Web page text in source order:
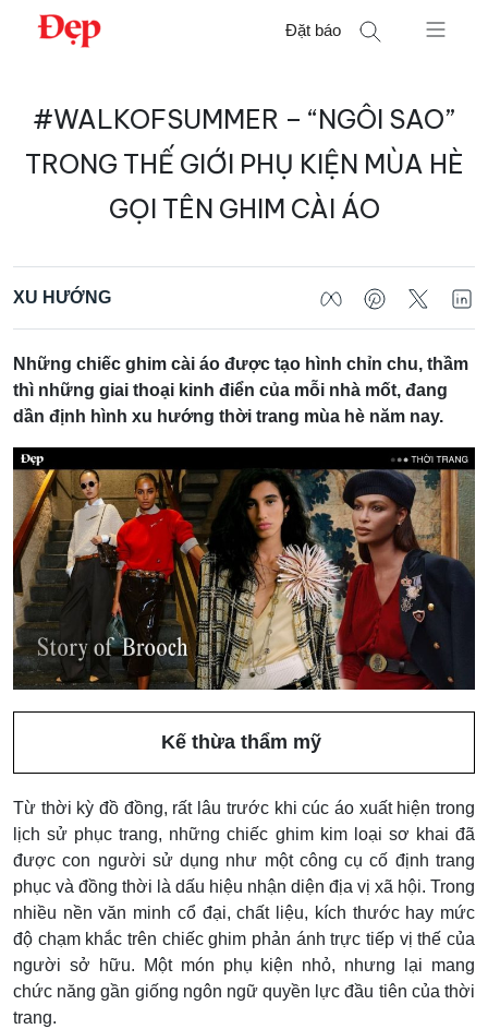
Chuyển
Đặt báo
kiếm
#WALKOFSUMMER – “NGÔI SAO”
TRONG THẾ GIỚI PHỤ KIỆN MÙA HÈ
GỌI TÊN GHIM CÀI ÁO
XU HƯỚNG
Những chiếc ghim cài áo được tạo hình chỉn chu, thầm
thì những giai thoại kinh điển của mỗi nhà mốt, đang
dần định hình xu hướng thời trang mùa hè năm nay.
Kế thừa thẩm mỹ
Từ thời kỳ đồ đồng, rất lâu trước khi cúc áo xuất hiện trong
lịch sử phục trang, những chiếc ghim kim loại sơ khai đã
được con người sử dụng như một công cụ cố định trang
phục và đồng thời là dấu hiệu nhận diện địa vị xã hội. Trong
nhiều nền văn minh cổ đại, chất liệu, kích thước hay mức
độ chạm khắc trên chiếc ghim phản ánh trực tiếp vị thế của
người sở hữu. Một món phụ kiện nhỏ, nhưng lại mang
chức năng gần giống ngôn ngữ quyền lực đầu tiên của thời
trang.